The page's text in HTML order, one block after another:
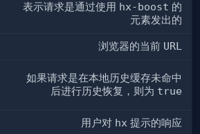
表示请求是通过使用 hx-boost 的
元素发出的
浏览器的当前 URL
如果请求是在本地历史缓存未命中
后进行历史恢复，则为 true
用户对 hx 提示的响应